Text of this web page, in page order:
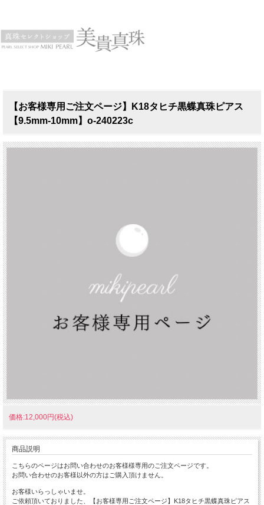
【お客様専用ご注文ページ】K18タヒチ黒蝶真珠ピアス
【9.5mm-10mm】o-240223c
価格:12,000円(税込)
商品説明
こちらのページはお問い合わせのお客様様専用のご注文ページです。
お問い合わせのお客様以外の方はご購入頂けません。
お客様いらっしゃいませ。
ご依頼頂いておりました、【お客様専用ご注文ページ】K18タヒチ黒蝶真珠ピアス